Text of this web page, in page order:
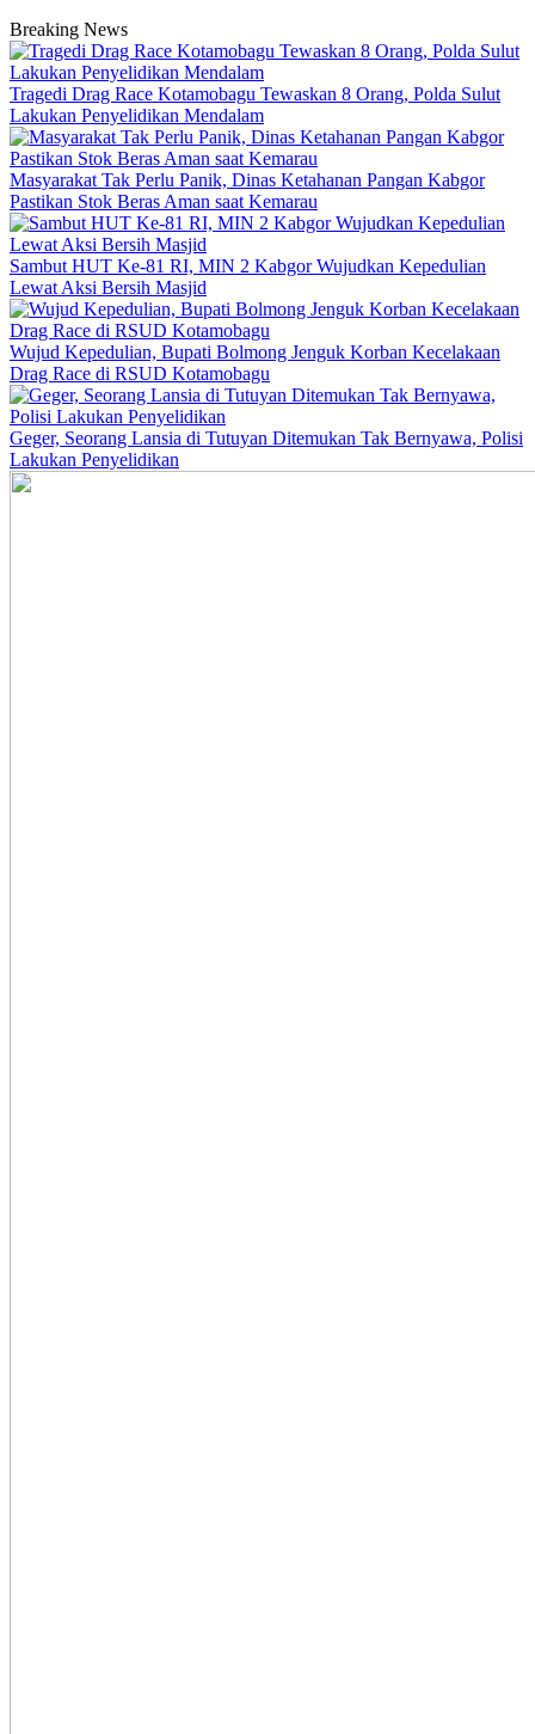
Breaking News
Tragedi Drag Race Kotamobagu Tewaskan 8 Orang, Polda Sulut
Lakukan Penyelidikan Mendalam
Masyarakat Tak Perlu Panik, Dinas Ketahanan Pangan Kabgor
Pastikan Stok Beras Aman saat Kemarau
Sambut HUT Ke-81 RI, MIN 2 Kabgor Wujudkan Kepedulian
Lewat Aksi Bersih Masjid
Wujud Kepedulian, Bupati Bolmong Jenguk Korban Kecelakaan
Drag Race di RSUD Kotamobagu
Geger, Seorang Lansia di Tutuyan Ditemukan Tak Bernyawa, Polisi
Lakukan Penyelidikan